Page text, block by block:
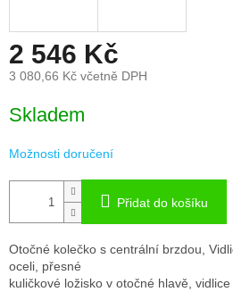
2 546 Kč
3 080,66 Kč včetně DPH
cena:
Skladem
Možnosti doručení
Přidat do košíku
Otočné kolečko s centrální brzdou,
oceli, přesné
kuličkové ložisko v otočné hlavě,